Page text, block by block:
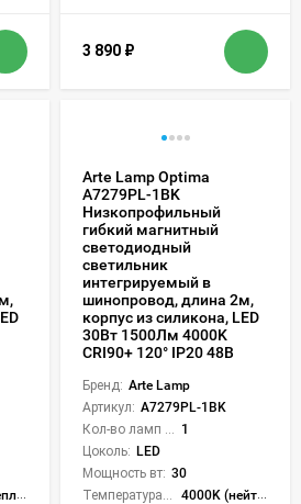
3 890 ₽
Arte Lamp Optima
A7279PL-1BK
Низкопрофильный
гибкий магнитный
светодиодный
светильник
интегрируемый в
шинопровод, длина 2м,
корпус из силикона, LED
30Вт 1500Лм 4000K
CRI90+ 120° IP20 48В
Бренд: Arte Lamp
Артикул: A7279PL-1BK
1
Цоколь: LED
Мощность вт: 30
4000K (нейтральный)